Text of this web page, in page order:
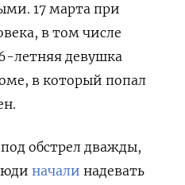
17 марта при
в том числе
летняя девушка
в который попал
под обстрел дважды,
начали надевать